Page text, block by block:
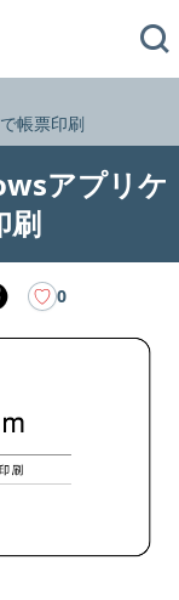
帳票印刷
アプリケ
刷
♡ 0